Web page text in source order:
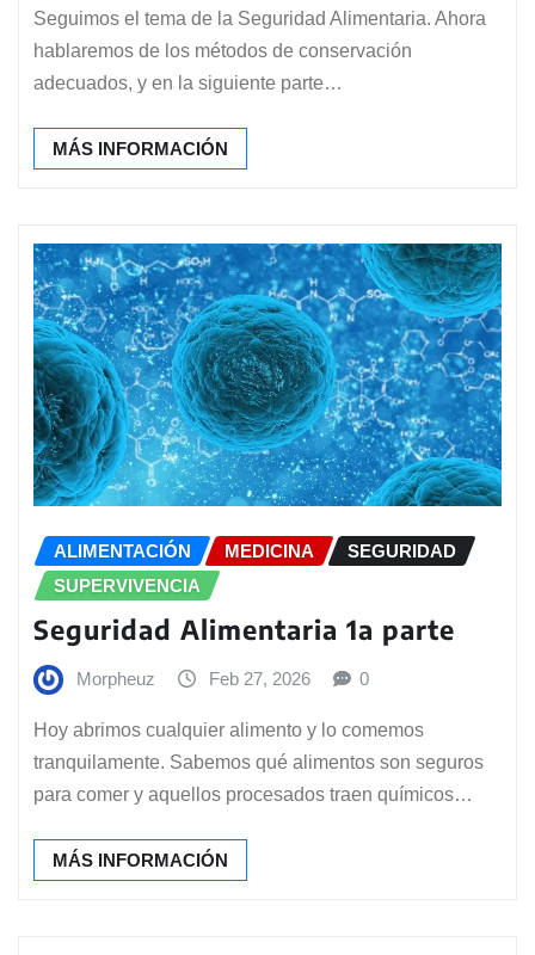
Seguimos el tema de la Seguridad Alimentaria. Ahora
hablaremos de los métodos de conservación
adecuados, y en la siguiente parte…
MÁS INFORMACIÓN
ALIMENTACIÓN MEDICINA
SEGURIDAD
SUPERVIVENCIA
Seguridad Alimentaria 1a parte
Morpheuz Feb 27, 2026 0
Hoy abrimos cualquier alimento y lo comemos
tranquilamente. Sabemos qué alimentos son seguros
para comer y aquellos procesados traen químicos…
MÁS INFORMACIÓN